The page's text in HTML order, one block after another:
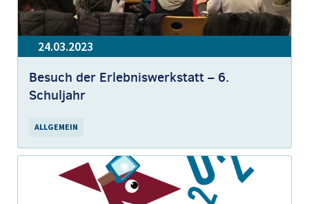
24.03.2023
Besuch der Erlebniswerkstatt – 6.
Schuljahr
ALLGEMEIN